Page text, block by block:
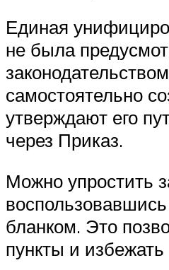
Единая
не была
самостоятельно
утверждают его
через Приказ.
Можно упростить
бланком. Это
пункты и